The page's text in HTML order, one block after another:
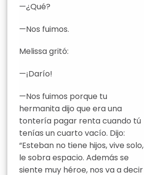
—¿Qué?
—Nos fuimos.
Melissa gritó:
—¡Darío!
—Nos fuimos porque tu
hermanita dijo que era una
tontería pagar renta cuando tú
tenías un cuarto vacío. Dijo:
“Esteban no tiene hijos, vive solo,
le sobra espacio. Además se
siente muy héroe, nos va a decir